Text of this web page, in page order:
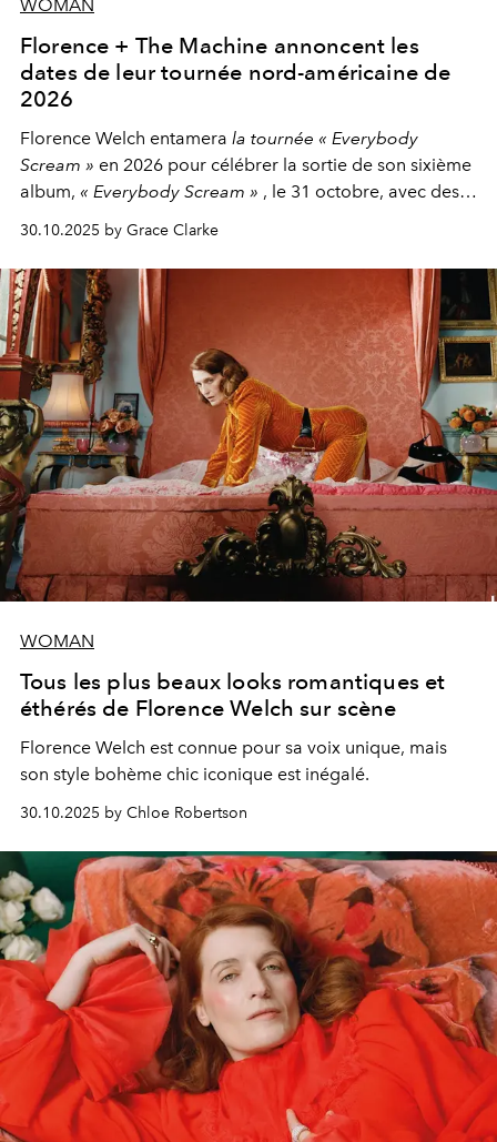
WOMAN
Florence + The Machine annoncent les
dates de leur tournée nord-américaine de
2026
Florence Welch entamera la tournée « Everybody
Scream » en 2026 pour célébrer la sortie de son sixième
album, « Everybody Scream » , le 31 octobre, avec des
30.10.2025 by Grace Clarke
WOMAN
Tous les plus beaux looks romantiques et
éthérés de Florence Welch sur scène
Florence Welch est connue pour sa voix unique, mais
son style bohème chic iconique est inégalé.
30.10.2025 by Chloe Robertson